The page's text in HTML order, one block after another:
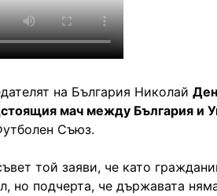
на България Николай
мач между България и
Съюз.
той заяви, че като
но подчерта, че държавата